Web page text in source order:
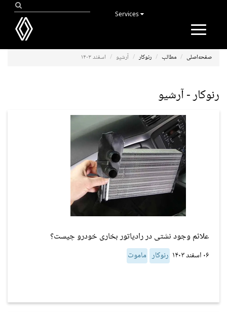
Toggle
صفحه‌اصلی مطالب رنوکار آرشیو اسفند ۱۴۰۳
رنوکار - آرشیو
علائم وجود نشتی در رادیاتور بخاری خودرو چیست؟
۰۶ اسفند ۱۴۰۳ رنوکار ماموت